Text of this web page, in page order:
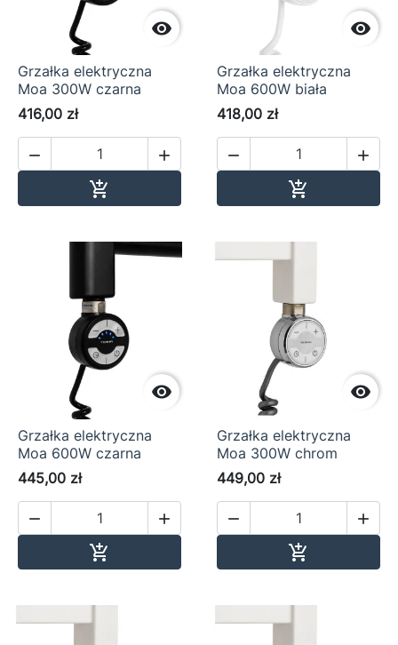

Grzałka elektryczna
Moa 300W czarna
416,00 zł
 


Grzałka elektryczna
Moa 600W biała
418,00 zł
 


Grzałka elektryczna
Moa 600W czarna
445,00 zł
 


Grzałka elektryczna
Moa 300W chrom
449,00 zł
 
